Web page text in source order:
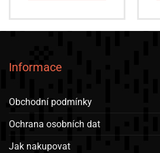
Informace
Obchodní podmínky
Ochrana osobních dat
Jak nakupovat